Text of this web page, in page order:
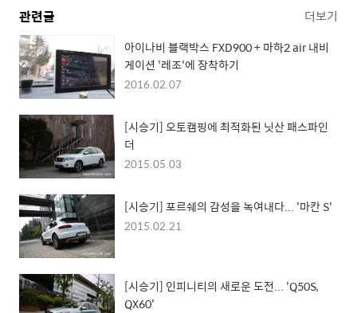
관련글 더보기
아이나비 블랙박스 FXD900 + 마하2 air 내비
게이션 '레조'에 장착하기
2016.02.07
[시승기] 오토캠핑에 최적화된 닛산 패스파인
더
2015.05.03
[시승기] 포르쉐의 감성을 녹여내다... '마칸 S'
2015.02.21
[시승기] 인피니티의 새로운 도전... 'Q50S,
QX60'